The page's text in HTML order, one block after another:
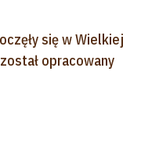
się w Wielkiej
opracowany